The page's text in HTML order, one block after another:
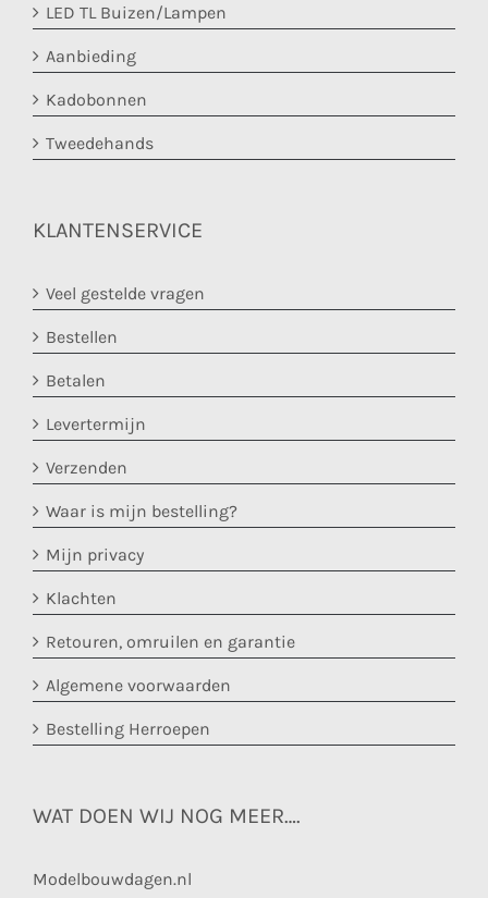
LED TL Buizen/Lampen
Aanbieding
Kadobonnen
Tweedehands
KLANTENSERVICE
Veel gestelde vragen
Bestellen
Betalen
Levertermijn
Verzenden
Waar is mijn bestelling?
Mijn privacy
Klachten
Retouren, omruilen en garantie
Algemene voorwaarden
Bestelling Herroepen
WAT DOEN WIJ NOG MEER….
Modelbouwdagen.nl